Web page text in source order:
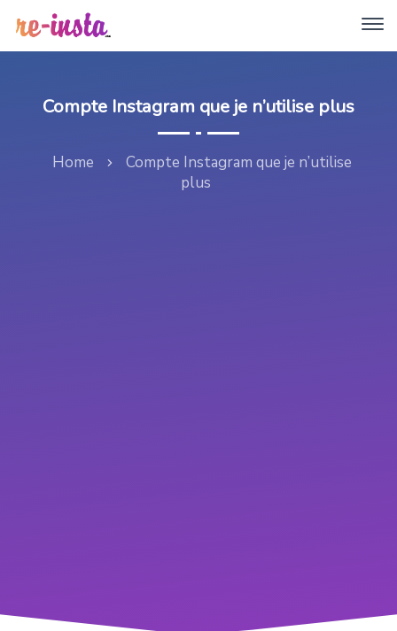
Compte Instagram que je n’utilise plus
Home
Compte Instagram que je n’utilise
plus